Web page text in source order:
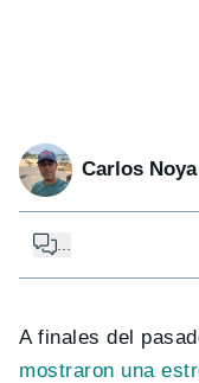
Carlos Noya
A finales del
mostraron una